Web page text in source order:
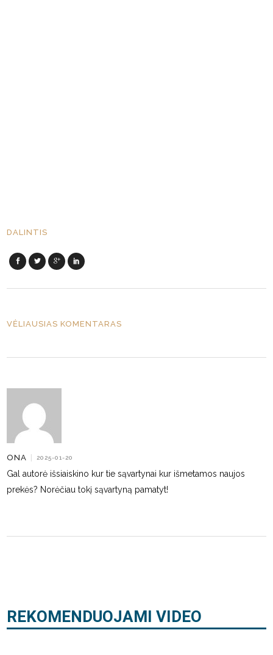
DALINTIS
VĖLIAUSIAS KOMENTARAS
ONA | 2025-01-20
Gal autorė išsiaiskino kur tie sąvartynai kur išmetamos naujos
prekės? Norėčiau tokį sąvartyną pamatyt!
REKOMENDUOJAMI VIDEO